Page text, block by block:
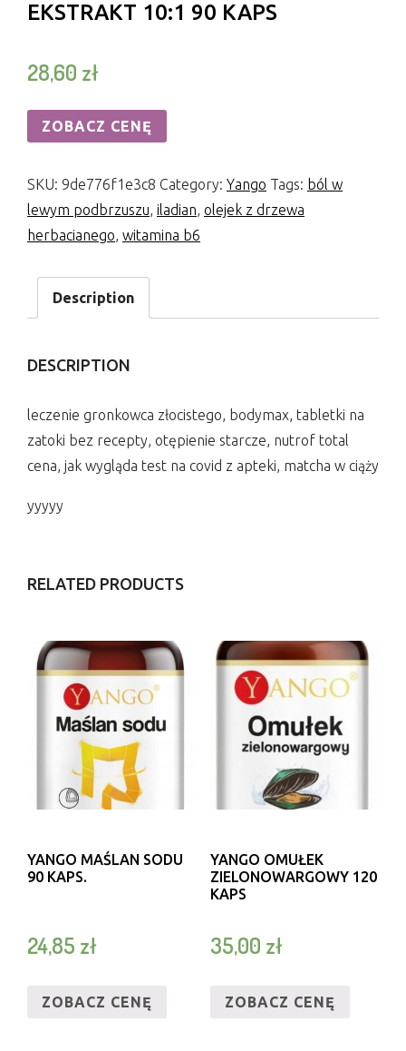
EKSTRAKT 10:1 90 KAPS
28,60 zł
ZOBACZ CENĘ
SKU: 9de776f1e3c8 Category: Yango Tags: ból w
lewym podbrzuszu, iladian, olejek z drzewa
herbacianego, witamina b6
Description
DESCRIPTION
leczenie gronkowca złocistego, bodymax, tabletki na
zatoki bez recepty, otępienie starcze, nutrof total
cena, jak wygląda test na covid z apteki, matcha w ciąży
yyyyy
RELATED PRODUCTS
YANGO MAŚLAN SODU
90 KAPS.
24,85 zł
ZOBACZ CENĘ
YANGO OMUŁEK
ZIELONOWARGOWY 120
KAPS
35,00 zł
ZOBACZ CENĘ